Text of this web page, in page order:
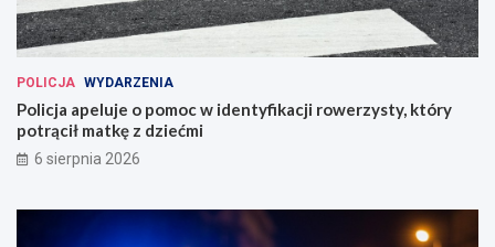
POLICJA WYDARZENIA
Policja apeluje o pomoc w identyfikacji rowerzysty, który
potrącił matkę z dziećmi
6 sierpnia 2026